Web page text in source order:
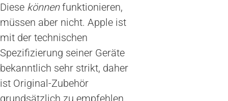
Diese könnenfunktionieren,
müssen aber nicht. Apple ist
mit der technischen
Spezifizierung seiner Geräte
bekanntlich sehr strikt, daher
ist Original-Zubehör
grundsätzlich zu empfehlen.